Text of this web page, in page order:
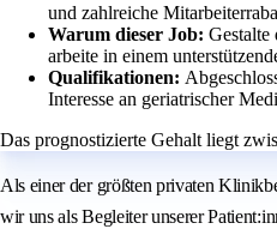
und zahlreiche
Warum dieser Job: Gestalte
arbeite in einem
Qualifikationen:
Interesse an geriatrischer
Das prognostizierte Gehalt liegt
Als einer der größten privaten
wir uns als Begleiter unserer